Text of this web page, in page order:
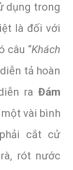
dụng trong
là đối với
câu “Khách
diễn tả hoàn
raĐám
vài bình
cắt cử
rót nước